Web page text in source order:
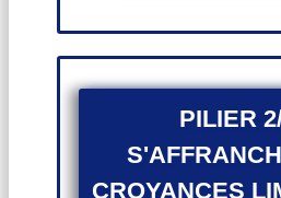
PILIER
CROYANCES